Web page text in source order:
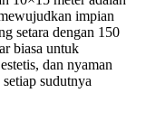
impian
setara dengan 150
biasa untuk
dan nyaman
sudutnya